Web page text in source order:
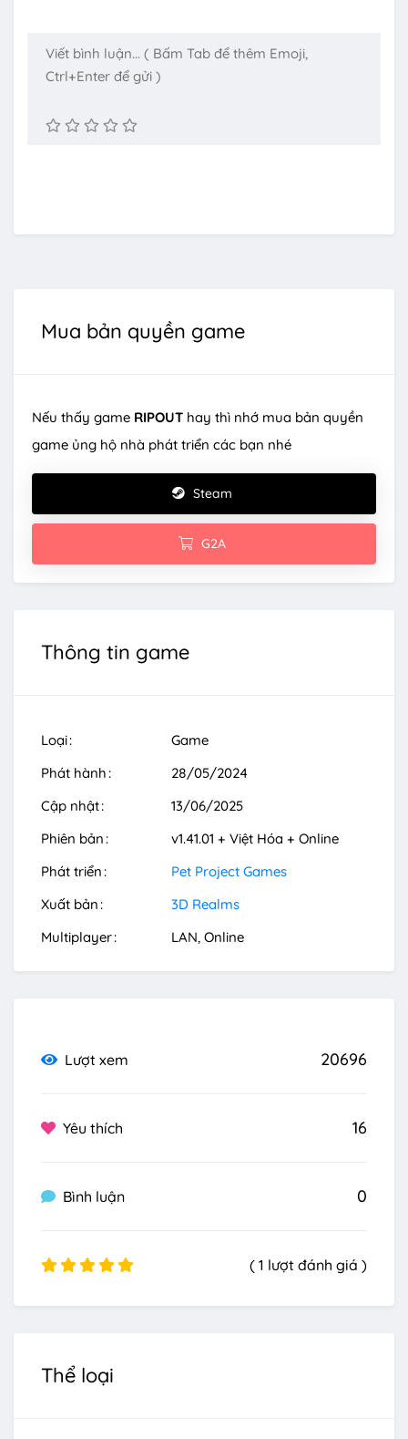
Mua bản quyền game
Nếu thấy game RIPOUT hay thì nhớ mua bản quyền
game ủng hộ nhà phát triển các bạn nhé
Steam
G2A
Thông tin game
Loại
Game
Phát hành
28/05/2024
Cập nhật
13/06/2025
Phiên bản
v1.41.01 + Việt Hóa + Online
Phát triển
Pet Project Games
Xuất bản
3D Realms
Multiplayer
LAN Online
Lượt xem 20696
Yêu thích 16
Bình luận 0
( 1 lượt đánh giá )
Thể loại